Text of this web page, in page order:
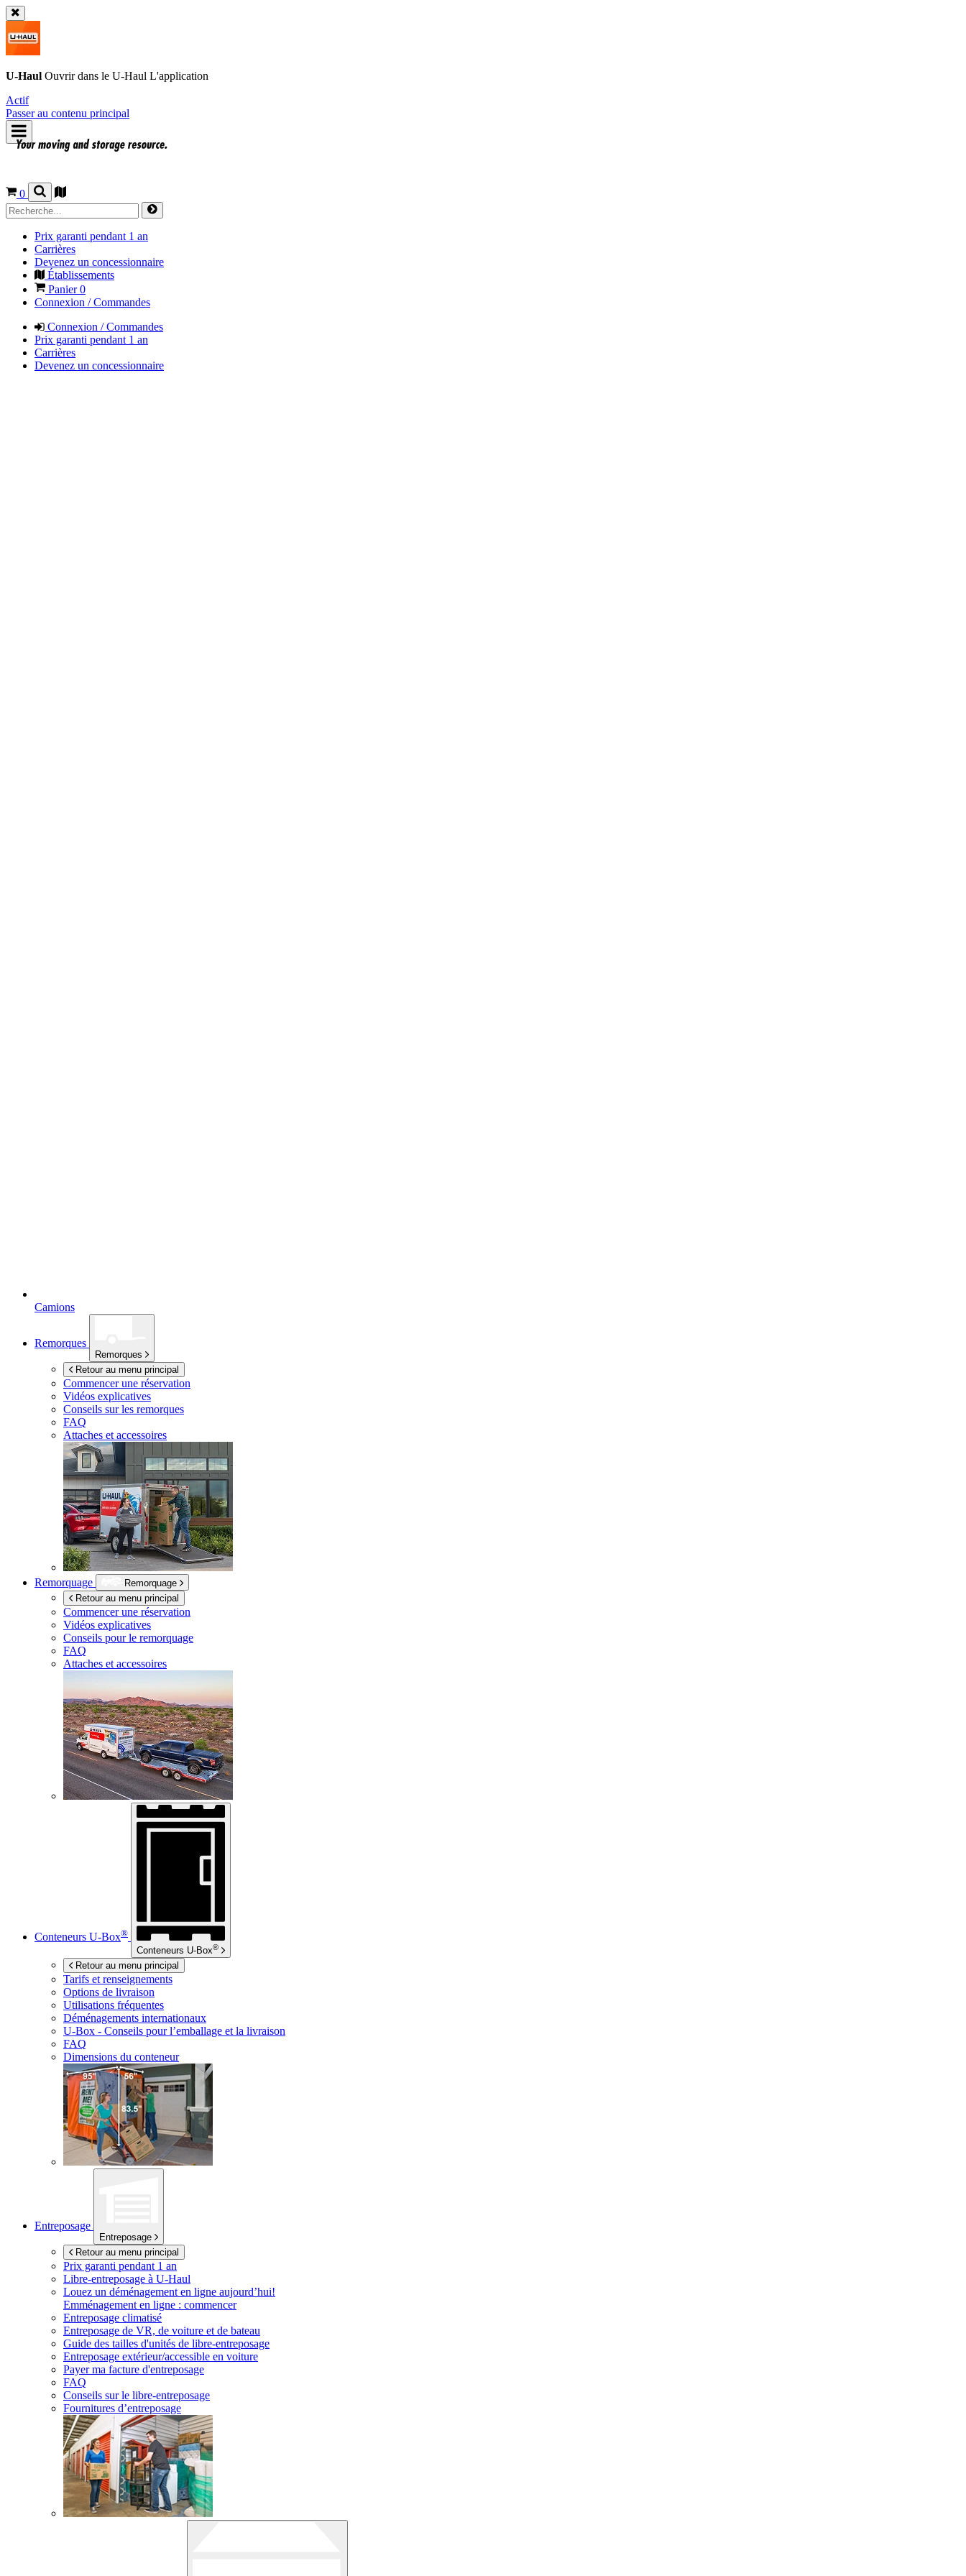
U-Haul Ouvrir dans le U-Haul L'application
Actif
Passer au contenu principal
0
Prix garanti pendant 1 an
Carrières
Devenez un concessionnaire
Établissements
Panier0
Connexion / Commandes
Connexion / Commandes
Prix garanti pendant 1 an
Carrières
Devenez un concessionnaire
Camions
Remorques
Remorques
Retour au menu principal
Commencer une réservation
Vidéos explicatives
Conseils sur les remorques
FAQ
Attaches et accessoires
Remorquage
Remorquage
Retour au menu principal
Commencer une réservation
Vidéos explicatives
Conseils pour le remorquage
FAQ
Attaches et accessoires
Conteneurs U-Box®
Conteneurs U-Box®
Retour au menu principal
Tarifs et renseignements
Options de livraison
Utilisations fréquentes
Déménagements internationaux
U-Box - Conseils pour l’emballage et la livraison
FAQ
Dimensions du conteneur
Entreposage
Entreposage
Retour au menu principal
Prix garanti pendant 1 an
Libre-entreposage à U-Haul
Louez un déménagement en ligne aujourd’hui!
Emménagement en ligne : commencer
Entreposage climatisé
Entreposage de VR, de voiture et de bateau
Guide des tailles d'unités de libre-entreposage
Entreposage extérieur/accessible en voiture
Payer ma facture d'entreposage
FAQ
Conseils sur le libre-entreposage
Fournitures d’entreposage